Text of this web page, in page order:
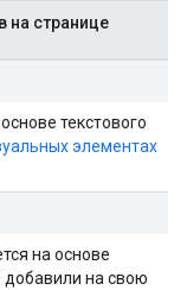
на странице
текстового
элементах
на основе
добавили на свою